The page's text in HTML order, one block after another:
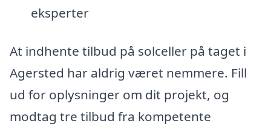
eksperter
At indhente tilbud på solceller på taget i
Agersted har aldrig været nemmere. Fill
ud for oplysninger om dit projekt, og
modtag tre tilbud fra kompetente